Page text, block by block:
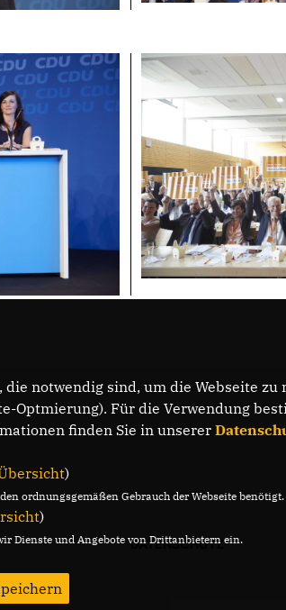
DATENSCHUTZ
die notwendig sind, um die Webseite
Optmierung). Für die Verwendung
finden Sie in unserer
)
ordnungsgemäßen Gebrauch der Webseite benötigt.
)
Dienste und Angebote von Drittanbietern ein.